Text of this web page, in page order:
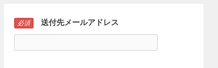
必須 送付先メールアドレス